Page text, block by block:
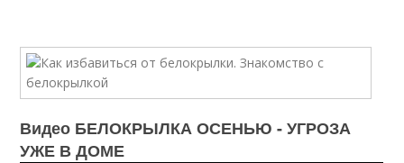
Видео БЕЛОКРЫЛКА ОСЕНЬЮ - УГРОЗА
УЖЕ В ДОМЕ